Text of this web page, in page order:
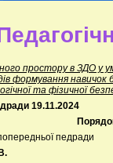
простору в ЗДО у
формування навичок
та фізичної
19.11.2024
педради